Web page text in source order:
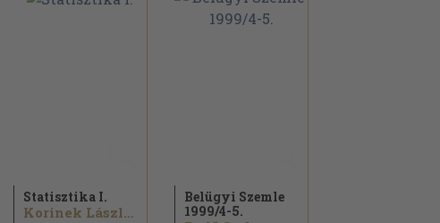
Statisztika I.
Korinek László...
Belügyi Szemle
1999/4-5.